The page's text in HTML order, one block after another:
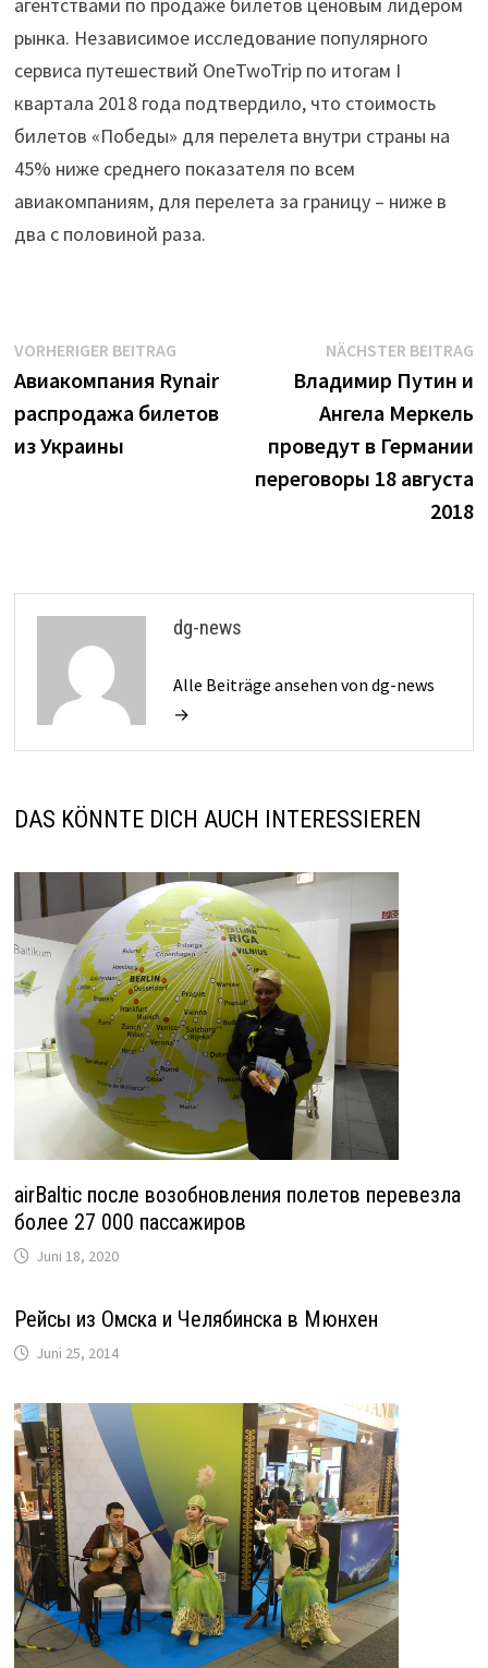
рынка. Независимое исследование популярного
сервиса путешествий OneTwoTrip по итогам I
квартала 2018 года подтвердило, что стоимость
билетов «Победы» для перелета внутри страны на
45% ниже среднего показателя по всем
авиакомпаниям, для перелета за границу – ниже в
два с половиной раза.
Beitrags-
Navigation
VORHERIGER BEITRAGVorheriger
Beitrag:
Авиакомпания Rynair
распродажа билетов
из Украины
NÄCHSTER BEITRAG
Владимир Путин и
Ангела Меркель
проведут в Германии
переговоры 18 августа
2018
dg-news
Alle Beiträge ansehen von dg-news
→
DAS KÖNNTE DICH AUCH INTERESSIEREN
airBaltic после возобновления полетов перевезла
более 27 000 пассажиров
Juni 18, 2020
Рейсы из Омска и Челябинска в Мюнхен
Juni 25, 2014